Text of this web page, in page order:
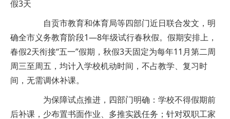
假3天
自贡市教育和体育局等四部门近日联合发文，明
确全市义务教育阶段1—8年级试行春秋假。假期安排上，
春假2天衔接“五一”假期，秋假3天固定为每年11月第二周
周三至周五，均计入学校机动时间，不占教学、复习时
间，无需调休补课。
为保障试点推进，四部门明确：学校不得假期前
后补课，少布置书面作业、多推实践任务；针对双职工家